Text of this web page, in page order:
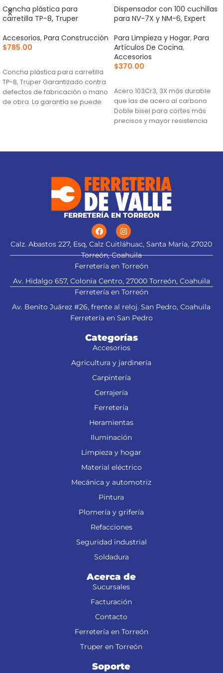
Concha plástica para
carretilla TP-8, Truper
Accesorios, Para Construcción
$785.00
Concha plástica para carretilla
TP-8, Truper Garantizado contra
defectos de fabricación o mano
de obra. La garantía se puede
Dispensador con 100 cuchillas
para NV-7X y NM-6, Expert
Para Limpieza y Hogar, Para
Artículos De Cocina,
Accesorios
$370.00
Acero 103Cr3, 3X más durable
que las de acero al carbono
Doble bisel para cortes más
precisos y mayor resistencia
FERRETERÍA EN TORREÓN
Calz. Abastos 227, Esq, Calz Cuitláhuac, Santa María, 27020
Torreón, Coahuila
Ferretería en Torreón
Av. Hidalgo 657, Colonia Centro, 27000 Torreón, Coahuila
Ferretería en Torreón
Av. Benito Juárez #26, frente al reloj. San Pedro, Coahuila
Ferretería en San Pedro
Categorías
Accesorios
Agricultura y jardinería
Carpintería
Cerrajería
Ferretería
Heramientas
Iluminación
Limpieza y hogar
Material eléctrico
Mecánica y automotriz
Pintura
Plomería y grifería
Refacciones
Seguridad industrial
Soldadura
Acerca de
Sucursales
Facturación
Contacto
Ferretería en Torreón
Truper en Torreón
Soporte